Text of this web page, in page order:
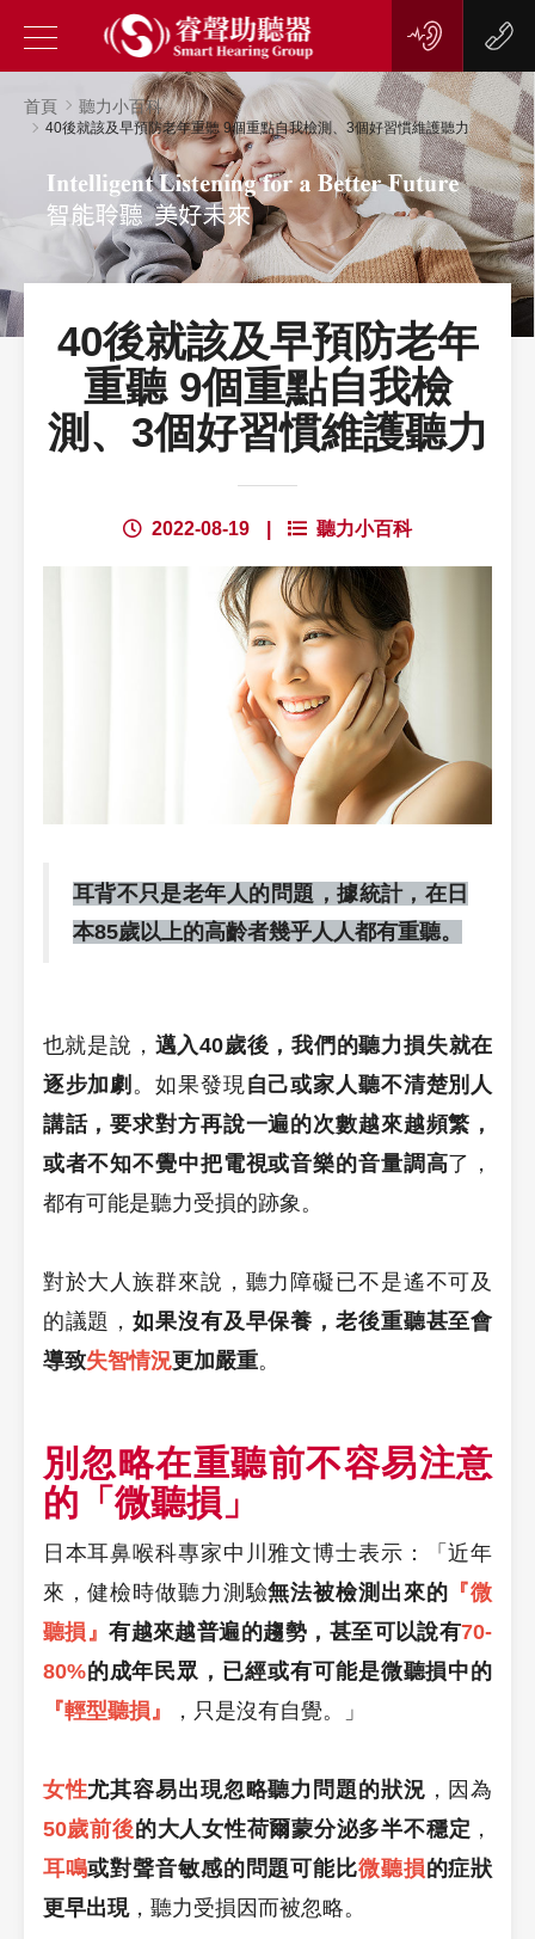
首頁 聽力小百科
40後就該及早預防老年重聽 9個重點自我檢測、3個好習慣維護聽力
40後就該及早預防老年
重聽 9個重點自我檢
測、3個好習慣維護聽力
2022-08-19 聽力小百科
耳背不只是老年人的問題，據統計，在日
本85歲以上的高齡者幾乎人人都有重聽。
也就是說， 邁入40歲後，我們的聽力損失就在
逐步加劇 。如果發現 自己或家人聽不清楚別人
講話，要求對方再說一遍的次數越來越頻繁，
或者不知不覺中把電視或音樂的音量調高了，
都有可能是聽力受損的跡象。
對於大人族群來說，聽力障礙已不是遙不可及
的議題，如果沒有及早保養，老後重聽甚至會
導致失智情況更加嚴重。
別忽略在重聽前不容易注意
的「微聽損」
日本耳鼻喉科專家中川雅文博士表示：「近年
來，健檢時做聽力測驗無法被檢測出來的 『微
聽損』有越來越普遍的趨勢，甚至可以說有70-
80%的成年民眾，已經或有可能是微聽損中的
『輕型聽損』
，只是沒有自覺。」
女性尤其容易出現忽略聽力問題的狀況 ，因為
50歲前後的大人女性荷爾蒙分泌多半不穩定 ，
耳鳴或對聲音敏感的問題可能比微聽損的症狀
更早出現，聽力受損因而被忽略。